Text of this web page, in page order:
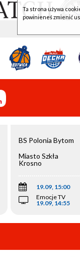
BS Polonia Bytom
Miasto Szkła
Krosno
19.09, 15:00
Emocje TV
19.09, 14:55
Ta strona używa
powinieneś zmienić